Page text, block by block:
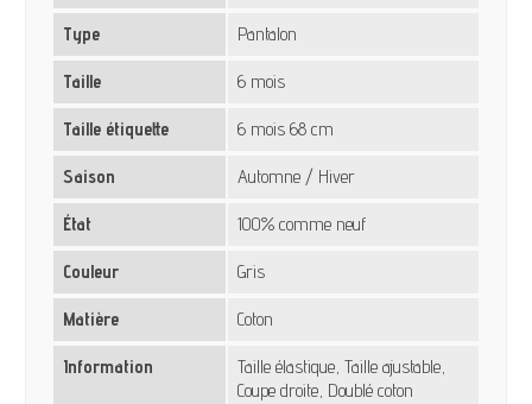
Type Pantalon
Taille 6 mois
Taille étiquette 6 mois 68 cm
Saison Automne / Hiver
État 100% comme neuf
Couleur Gris
Matière Coton
Information
Taille élastique, Taille ajustable,
Coupe droite, Doublé coton